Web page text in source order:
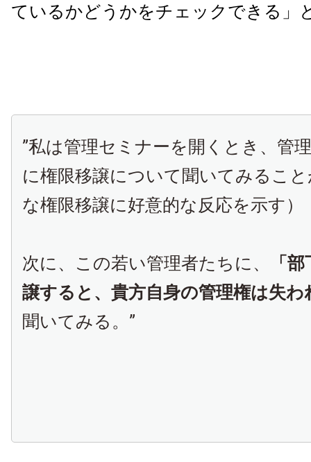
ているかどうかをチェックできる」
”私は管理セミナーを開くとき、管
に権限移譲について聞いてみるこ
な権限移譲に好意的な反応を示す）
次に、この若い管理者たちに、
「
譲すると、貴方自身の管理権は失わ
聞いてみる。”